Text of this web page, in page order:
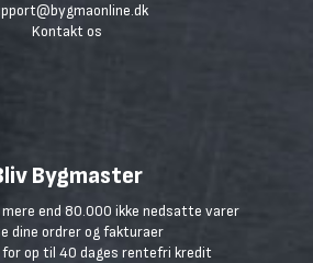
Kontakt os
Bygmaster
end 80.000 ikke nedsatte varer
dine ordrer og fakturaer
for op til 40 dages rentefri kredit